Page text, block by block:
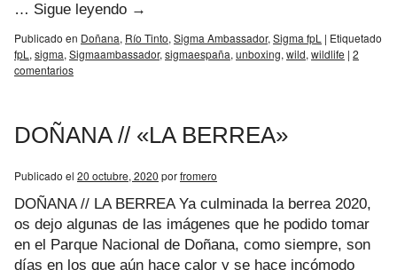
… Sigue leyendo →
Publicado en Doñana, Río Tinto, Sigma Ambassador, Sigma fpL | Etiquetado
fpL , sigma, Sigmaambassador, sigmaespaña, unboxing, wild, wildlife | 2
comentarios
DOÑANA // «LA BERREA»
Publicado el 20 octubre, 2020 porfromero
DOÑANA // LA BERREA Ya culminada la berrea 2020,
os dejo algunas de las imágenes que he podido tomar
en el Parque Nacional de Doñana, como siempre, son
días en los que aún hace calor y se hace incómodo